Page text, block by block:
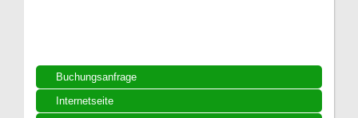
Buchungsanfrage
Internetseite